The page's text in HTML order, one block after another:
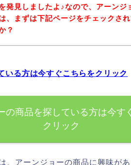
発見しましたよ♪なので、アーンジ
、まずは下記ページをチェックさ
？
いる方は今すぐこちらをクリック
の商品を探している方は今す
クリック
、アーンジョーの商品に興味が